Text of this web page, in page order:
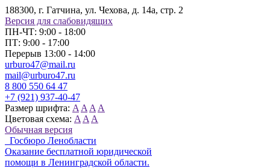
188300, г. Гатчина, ул. Чехова, д. 14а, стр. 2
Версия для слабовидящих
ПН-ЧТ: 9:00 - 18:00
ПТ: 9:00 - 17:00
Перерыв 13:00 - 14:00
urburo47@mail.ru
mail@urburo47.ru
8 800 550 64 47
+7 (921) 937-40-47
Размер шрифта: A A A A
Цветовая схема: A A A
Обычная версия
Госбюро Ленобласти
Оказание бесплатной юридической
помощи в Ленинградской области.